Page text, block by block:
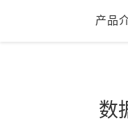
产品
数